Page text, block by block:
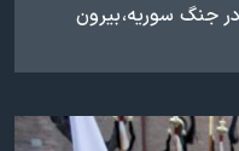
جنگ سوریه، بیرون